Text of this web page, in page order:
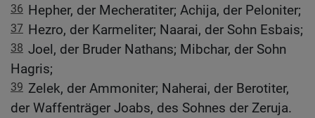
36 Hepher, der Mecheratiter; Achija, der Peloniter;
37 Hezro, der Karmeliter; Naarai, der Sohn Esbais;
38 Joel, der Bruder Nathans; Mibchar, der Sohn
Hagris;
39 Zelek, der Ammoniter; Naherai, der Berotiter,
der Waffenträger Joabs, des Sohnes der Zeruja.